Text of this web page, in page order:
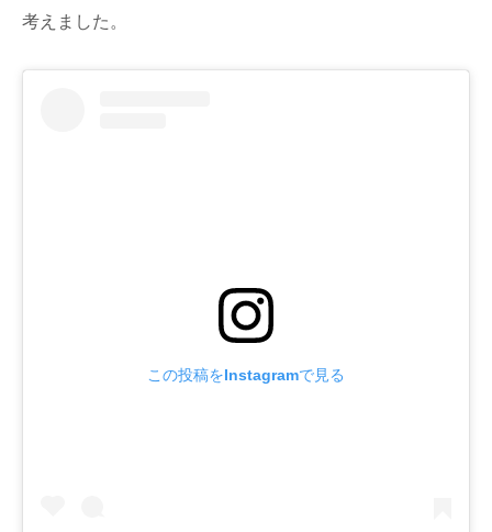
考えました。
この投稿をInstagramで見る